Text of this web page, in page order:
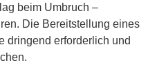
beim Umbruch –
Die Bereitstellung eines
dringend erforderlich und